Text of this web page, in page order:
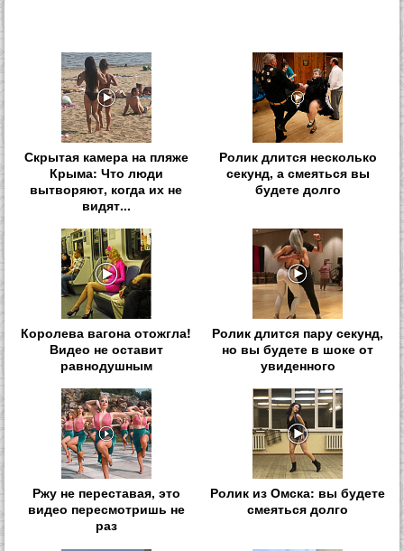
Скрытая камера на пляже
Крыма: Что люди
вытворяют, когда их не
видят...
Ролик длится несколько
секунд, а смеяться вы
будете долго
Королева вагона отожгла!
Видео не оставит
равнодушным
Ролик длится пару секунд,
но вы будете в шоке от
увиденного
Ржу не переставая, это
видео пересмотришь не
раз
Ролик из Омска: вы будете
смеяться долго